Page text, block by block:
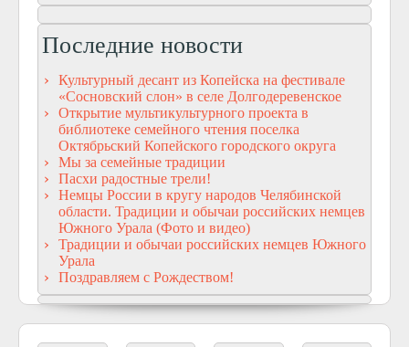
Последние новости
Культурный десант из Копейска на фестивале
«Сосновский слон» в селе Долгодеревенское
Открытие мультикультурного проекта в
библиотеке семейного чтения поселка
Октябрьский Копейского городского округа
Мы за семейные традиции
Пасхи радостные трели!
Немцы России в кругу народов Челябинской
области. Традиции и обычаи российских немцев
Южного Урала (Фото и видео)
Традиции и обычаи российских немцев Южного
Урала
Поздравляем с Рождеством!